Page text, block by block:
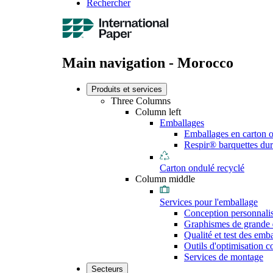
Rechercher
Main navigation - Morocco
Produits et services
Three Columns
Column left
Emballages
Emballages en carton
Respir® barquettes
Carton ondulé recyclé
Column middle
Services pour l'emballage
Conception
Graphismes de grande
Qualité et test des
Outils d'optimisation
Services de montage
Secteurs